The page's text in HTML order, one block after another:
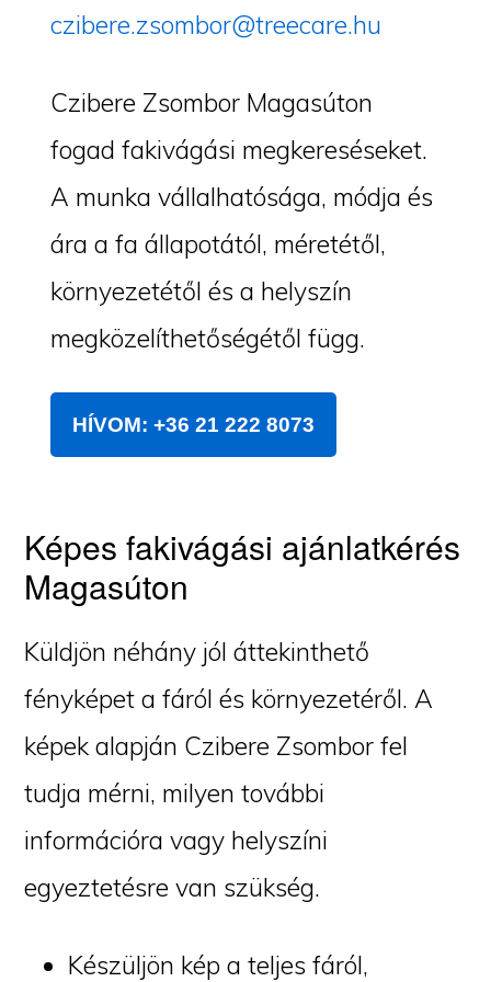
czibere.zsombor@treecare.hu
Czibere Zsombor Magasúton
fogad fakivágási megkereséseket.
A munka vállalhatósága, módja és
ára a fa állapotától, méretétől,
környezetétől és a helyszín
megközelíthetőségétől függ.
HÍVOM: +36 21 222 8073
Képes fakivágási ajánlatkérés
Magasúton
Küldjön néhány jól áttekinthető
fényképet a fáról és környezetéről. A
képek alapján Czibere Zsombor fel
tudja mérni, milyen további
információra vagy helyszíni
egyeztetésre van szükség.
Készüljön kép a teljes fáról,